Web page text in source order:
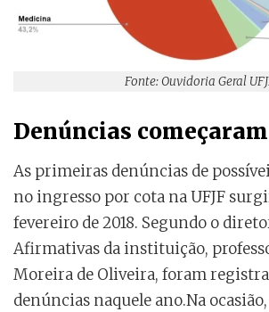
Fonte: Ouvidoria Geral
Denúncias começaram
As primeiras denúncias de
no ingresso por cota na UFJF
fevereiro de 2018. Segundo o
Afirmativas da instituição,
Moreira de Oliveira, foram
denúncias naquele ano.Na